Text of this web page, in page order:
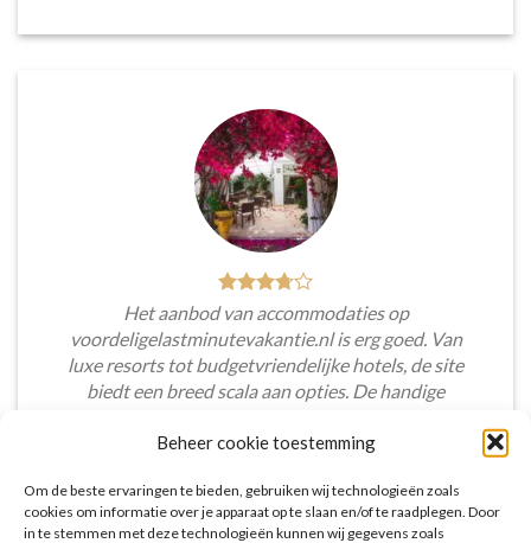
Beheer cookie toestemming
Om de beste ervaringen te bieden, gebruiken wij technologieën zoals
cookies om informatie over je apparaat op te slaan en/of te raadplegen. Door
in te stemmen met deze technologieën kunnen wij gegevens zoals
Het aanbod van accommodaties op
voordeligelastminutevakantie.nl is erg goed. Van
luxe resorts tot budgetvriendelijke hotels, de site
biedt een breed scala aan opties. De handige
accommodaties te vinden die aansluiten bij mijn
Tim Beukers /Tilburg